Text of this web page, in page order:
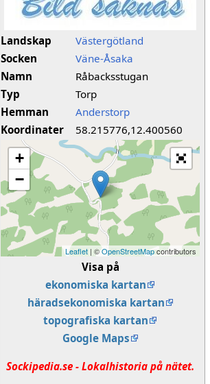
Landskap
Västergötland
Socken
Väne-Åsaka
Namn
Råbacksstugan
Typ
Torp
Hemman
Anderstorp
Koordinater
58.215776,12.400560
+
−
Leaflet | ©OpenStreetMapcontributors
Visa på
ekonomiska kartan
häradsekonomiska kartan
topografiska kartan
Google Maps
Sockipedia.se - Lokalhistoria på nätet.